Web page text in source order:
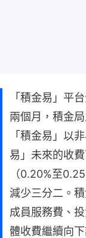
「積金易」平
兩個月，積金
「積金易」以
易」未來的收
（0.20%至
減少三分二。
成員服務費、
體收費繼續向